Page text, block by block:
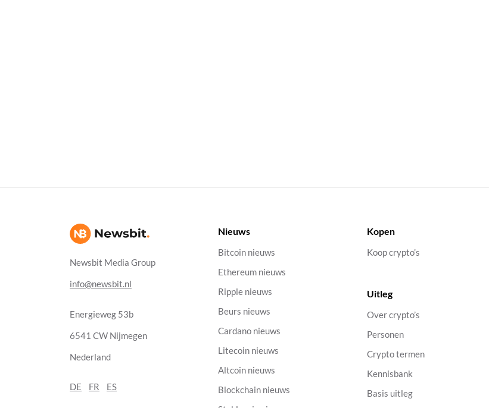
Newsbit Media Group
info@newsbit.nl
Energieweg 53b
6541 CW Nijmegen
Nederland
DE FR ES
Nieuws
Bitcoin nieuws
Ethereum nieuws
Ripple nieuws
Beurs nieuws
Cardano nieuws
Litecoin nieuws
Altcoin nieuws
Blockchain nieuws
Kopen
Koop crypto’s
Uitleg
Over crypto’s
Personen
Crypto termen
Kennisbank
Basis uitleg